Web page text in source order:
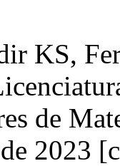
KS,
de
2023